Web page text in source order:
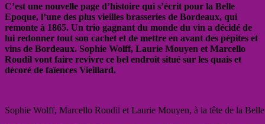
C’est une nouvelle page d’histoire qui s’écrit pour la Belle
Epoque, l’une des plus vieilles brasseries de Bordeaux, qui
remonte à 1865. Un trio gagnant du monde du vin a décidé de
lui redonner tout son cachet et de mettre en avant des pépites et
vins de Bordeaux. Sophie Wolff, Laurie Mouyen et Marcello
Roudil vont faire revivre ce bel endroit situé sur les quais et
décoré de faïences Vieillard.
Sophie Wolff, Marcello Roudil et Laurie Mouyen, à la tête de la